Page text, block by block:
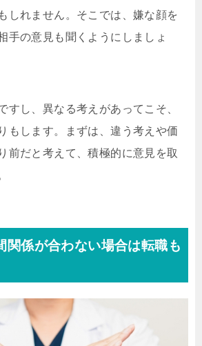
しれません。そこでは、嫌な顔を
手の意見も聞くようにしましょ
すし、異なる考えがあってこそ、
もします。まずは、違う考えや価
前だと考えて、積極的に意見を取
関係が合わない場合は転職も